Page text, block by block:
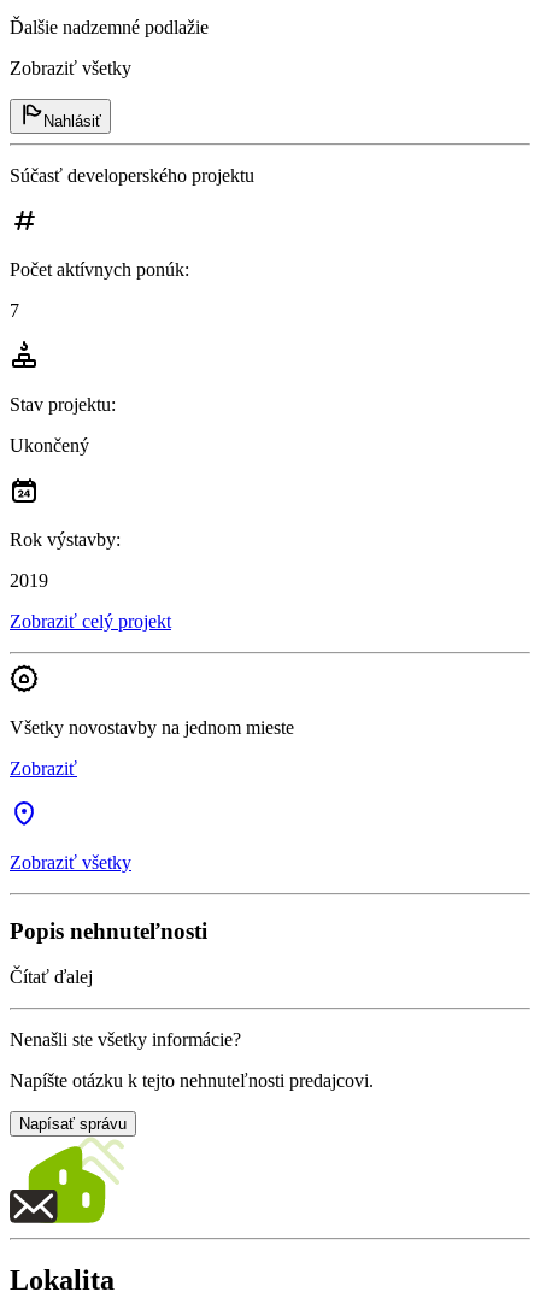
Ďalšie nadzemné podlažie
Zobraziť všetky
Nahlásiť
Súčasť developerského projektu
Počet aktívnych ponúk:
7
Stav projektu:
Ukončený
Rok výstavby:
2019
Zobraziť celý projekt
Všetky novostavby na jednom mieste
Zobraziť
Zobraziť všetky
Popis nehnuteľnosti
Čítať ďalej
Nenašli ste všetky informácie?
Napíšte otázku k tejto nehnuteľnosti predajcovi.
Napísať správu
Lokalita